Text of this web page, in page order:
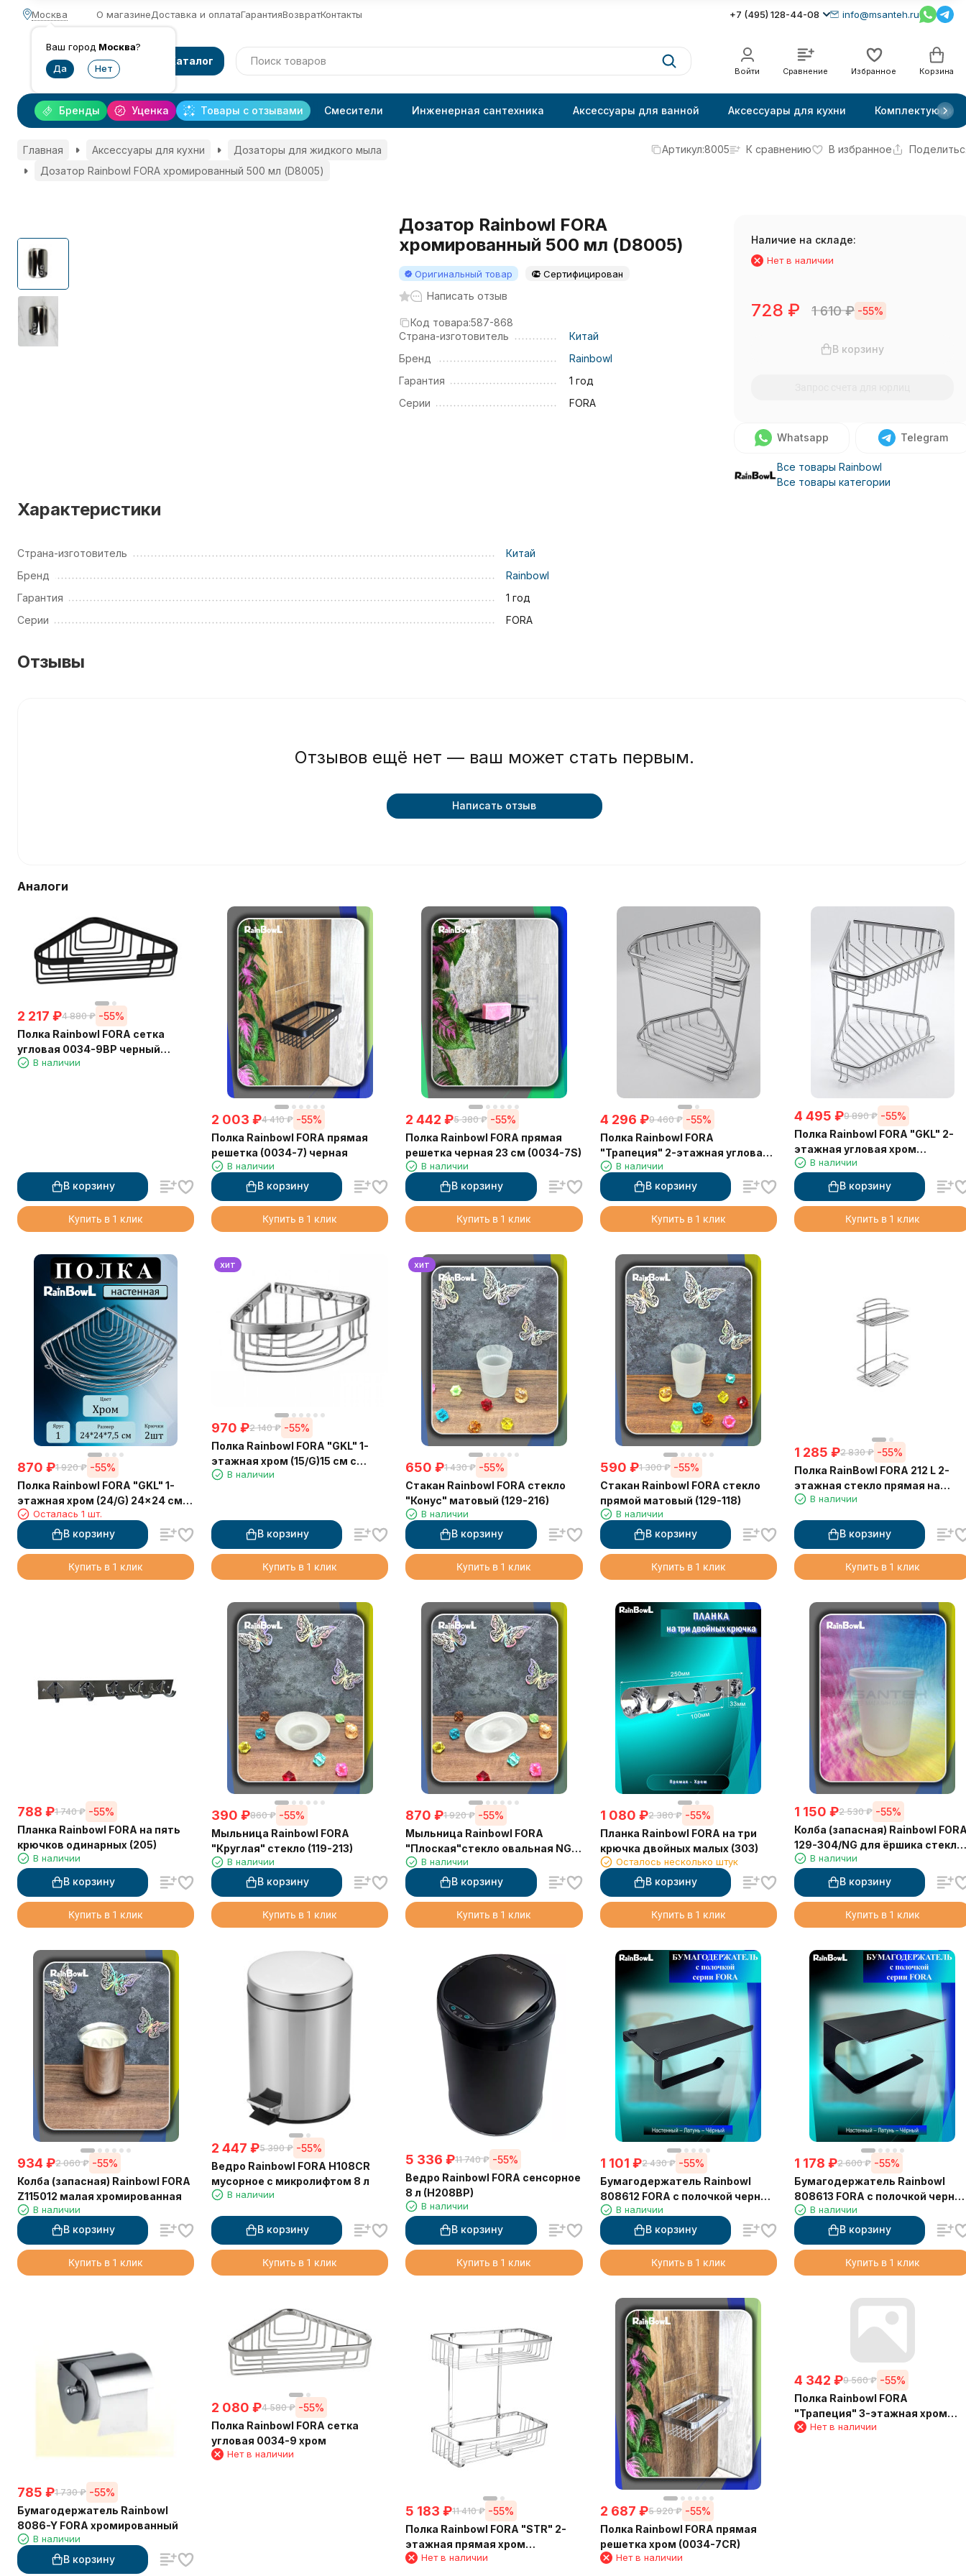
Москва
Ваш город Москва?
О магазинеДоставка и оплатаГарантияВозвратКонтакты +7 (495) 128-44-08 info@msanteh.ru
Каталог
Войти Сравнение Избранное Корзина
Уценка Товары с отзывами
Бренды Смесители Инженерная сантехника Аксессуары для ванной Аксессуары для кухни Комплектующие
Главная Аксессуары для кухни
Дозаторы для жидкого мыла
Дозатор Rainbowl FORA хромированный 500 мл (D8005)
Артикул:8005 К сравнению В избранное
Дозатор Rainbowl FORA
хромированный 500 мл (D8005)
Оригинальный товар Сертифицирован
Написать отзыв
Код товара:587-868
Страна-изготовитель
Китай
Бренд
Rainbowl
Гарантия
1 год
Серии
FORA
Наличие на складе:
Нет в наличии
728 ₽ 1 610₽ -55%
В корзину
Whatsapp Telegram
Все товары Rainbowl
Все товары категории
Характеристики
Страна-изготовитель
Китай
Бренд
Rainbowl
Гарантия
1 год
Серии
FORA
Отзывы
Отзывов ещё нет — ваш может стать первым.
Написать отзыв
Аналоги
2 217 ₽4 880 ₽ -55%
Полка Rainbowl FORA сетка
угловая 0034-9BP черный
матовый
В наличии
В корзину
Купить в 1 клик
2 003 ₽4 410 ₽ -55%
Полка Rainbowl FORA прямая
решетка (0034-7) черная
В наличии
В корзину
Купить в 1 клик
2 442 ₽5 380 ₽ -55%
Полка Rainbowl FORA прямая
решетка черная 23 см (0034-7S)
В наличии
В корзину
Купить в 1 клик
4 296 ₽9 460 ₽ -55%
Полка Rainbowl FORA
"Трапеция" 2-этажная угловая
хром глянцевый (18*18/Т)18x18
см
В наличии
В корзину
Купить в 1 клик
4 495 ₽9 890 ₽ -55%
Полка Rainbowl FORA "GKL" 2-
этажная угловая хром
глянцевый (18*18/G) 18x18 см
В наличии
В корзину
Купить в 1 клик
870 ₽1 920 ₽ -55%
Полка Rainbowl FORA "GKL" 1-
этажная хром (24/G) 24x24 см с
крючками
Осталась 1 шт.
В корзину
Купить в 1 клик
хит
970 ₽2 140 ₽ -55%
Полка Rainbowl FORA "GKL" 1-
этажная хром (15/G)15 см с
крючками
В наличии
В корзину
Купить в 1 клик
хит
650 ₽1 430 ₽ -55%
Стакан Rainbowl FORA стекло
"Конус" матовый (129-216)
В наличии
В корзину
Купить в 1 клик
590 ₽1 300 ₽ -55%
Стакан Rainbowl FORA стекло
прямой матовый (129-118)
В наличии
В корзину
Купить в 1 клик
1 285 ₽2 830 ₽ -55%
Полка RainBowl FORA 212 L 2-
этажная стекло прямая на
пластинах
В наличии
В корзину
Купить в 1 клик
788 ₽1 740 ₽ -55%
Планка Rainbowl FORA на пять
крючков одинарных (205)
В наличии
В корзину
Купить в 1 клик
390 ₽860 ₽ -55%
Мыльница Rainbowl FORA
"Круглая" стекло (119-213)
В наличии
В корзину
Купить в 1 клик
870 ₽1 920 ₽ -55%
Мыльница Rainbowl FORA
"Плоская"стекло овальная NG
(119-302/NG)
В наличии
В корзину
Купить в 1 клик
1 080 ₽2 380 ₽ -55%
Планка Rainbowl FORA на три
крючка двойных малых (303)
Осталось несколько штук
В корзину
Купить в 1 клик
1 150 ₽2 530 ₽ -55%
Колба (запасная) Rainbowl
129-304/NG для ёршика стекло
прямая
В наличии
В корзину
Купить в 1 клик
934 ₽2 060 ₽ -55%
Колба (запасная) Rainbowl FORA
Z115012 малая хромированная
В наличии
В корзину
Купить в 1 клик
2 447 ₽5 390 ₽ -55%
Ведро Rainbowl FORA H108CR
мусорное с микролифтом 8 л
В наличии
В корзину
Купить в 1 клик
5 336 ₽11 740 ₽ -55%
Ведро Rainbowl FORA сенсорное
8 л (H208BP)
В наличии
В корзину
Купить в 1 клик
1 101 ₽2 430 ₽ -55%
Бумагодержатель Rainbowl
808612 FORA с полочкой черный
матовый
В наличии
В корзину
Купить в 1 клик
1 178 ₽2 600 ₽ -55%
Бумагодержатель Rainbowl
808613 FORA с полочкой
матовый
В наличии
В корзину
Купить в 1 клик
785 ₽1 730 ₽ -55%
Бумагодержатель Rainbowl
8086-Y FORA хромированный
В наличии
В корзину
2 080 ₽4 580 ₽ -55%
Полка Rainbowl FORA сетка
угловая 0034-9 хром
Нет в наличии
5 183 ₽11 410 ₽ -55%
Полка Rainbowl FORA "STR" 2-
этажная прямая хром
(30*12/STR) глянцевый
Нет в наличии
2 687 ₽5 920 ₽ -55%
Полка Rainbowl FORA прямая
решетка хром (0034-7CR)
Нет в наличии
4 342 ₽9 560 ₽ -55%
Полка Rainbowl FORA
"Трапеция" 3-этажная хром
15/18/22 см (15*18*22/Т)
Нет в наличии